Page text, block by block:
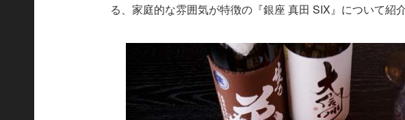
る、家庭的な雰囲気が特徴の『銀座 真田 SIX』について紹